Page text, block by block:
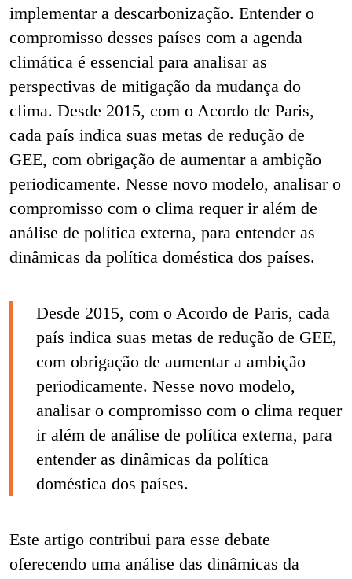
implementar a descarbonização. Entender o
compromisso desses países com a agenda
climática é essencial para analisar as
perspectivas de mitigação da mudança do
clima. Desde 2015, com o Acordo de Paris,
cada país indica suas metas de redução de
GEE, com obrigação de aumentar a ambição
periodicamente. Nesse novo modelo, analisar o
compromisso com o clima requer ir além de
análise de política externa, para entender as
dinâmicas da política doméstica dos países.
Desde 2015, com o Acordo de Paris, cada
país indica suas metas de redução de GEE,
com obrigação de aumentar a ambição
periodicamente. Nesse novo modelo,
analisar o compromisso com o clima requer
ir além de análise de política externa, para
entender as dinâmicas da política
doméstica dos países.
Este artigo contribui para esse debate
oferecendo uma análise das dinâmicas da